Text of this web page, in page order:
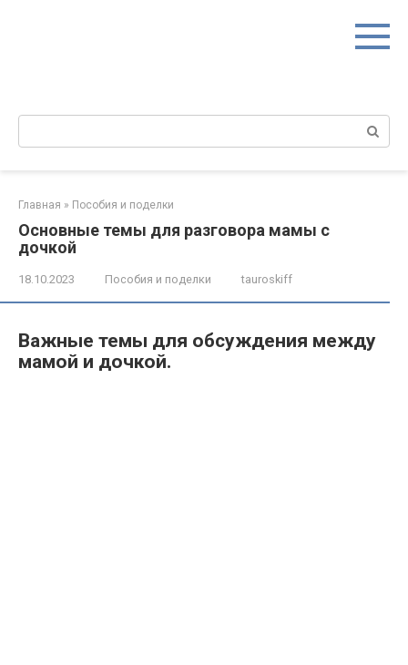
Поиск:
Главная » Пособия и поделки
Основные темы для разговора мамы с
дочкой
18.10.2023 Пособия и поделки tauroskiff
Важные темы для обсуждения между
мамой и дочкой.